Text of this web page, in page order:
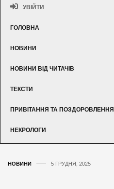
УВІЙТИ
ГОЛОВНА
НОВИНИ
НОВИНИ ВІД ЧИТАЧІВ
ТЕКСТИ
ПРИВІТАННЯ ТА ПОЗДОРОВЛЕННЯ
НЕКРОЛОГИ
НОВИНИ 5 ГРУДНЯ, 2025